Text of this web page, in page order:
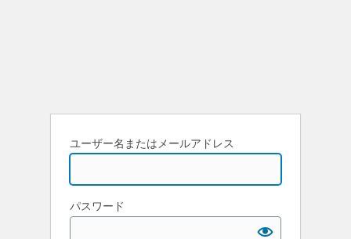
ユーザー名またはメールアドレス
パスワード